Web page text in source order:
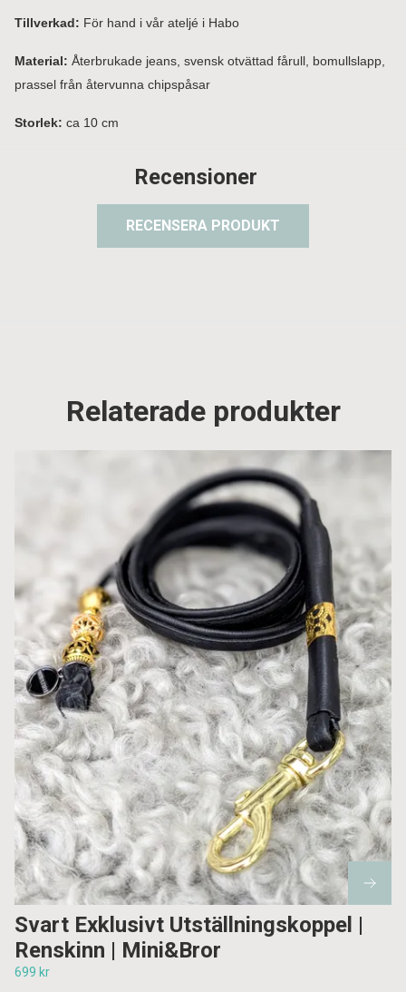
Tillverkad: För hand i vår ateljé i Habo
Material: Återbrukade jeans, svensk otvättad fårull, bomullslapp,
prassel från återvunna chipspåsar
Storlek: ca 10 cm
Recensioner
RECENSERA PRODUKT
Relaterade produkter
Svart Exklusivt Utställningskoppel |
Renskinn | Mini&Bror
699 kr